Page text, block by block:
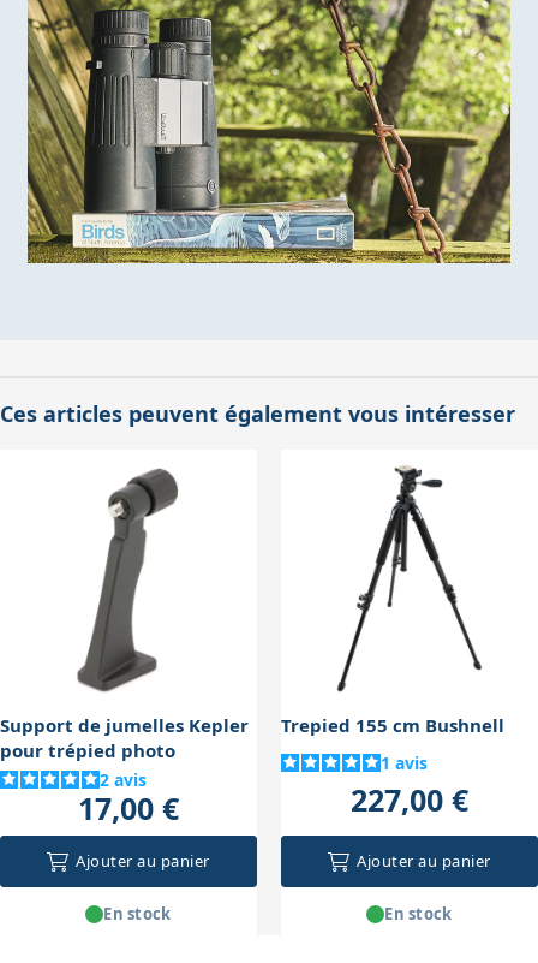
Ces articles peuvent également vous intéresser
Support de jumelles Kepler
pour trépied photo
2 avis
17,00 €
Ajouter au panier
En stock
Trepied 155 cm Bushnell
1 avis
227,00 €
Ajouter au panier
En stock